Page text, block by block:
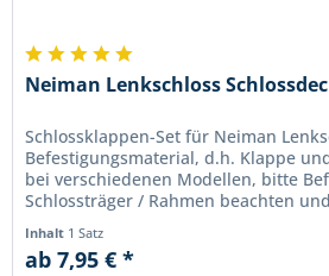
Neiman Lenkschloss
Schlossklappen-Set für Neiman
Befestigungsmaterial, d.h. Klappe
bei verschiedenen Modellen, bitte
Schlossträger / Rahmen beachten
Inhalt 1 Satz
ab 7,95 € *